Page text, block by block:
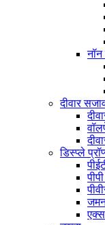
नॉन
दीवार
डिस्प्ले